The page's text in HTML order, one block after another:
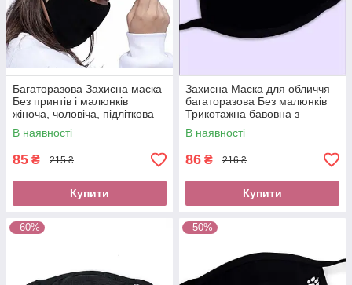
Багаторазова Захисна маска
Без принтів і малюнків
жіноча, чоловіча, підліткова
на резинках
В наявності
85 ₴ 215 ₴
Купити
Захисна Маска для обличчя
багаторазова Без малюнків
Трикотажна бавовна з
резинками без логотипу
В наявності
86 ₴ 216 ₴
Купити
–60% –50%